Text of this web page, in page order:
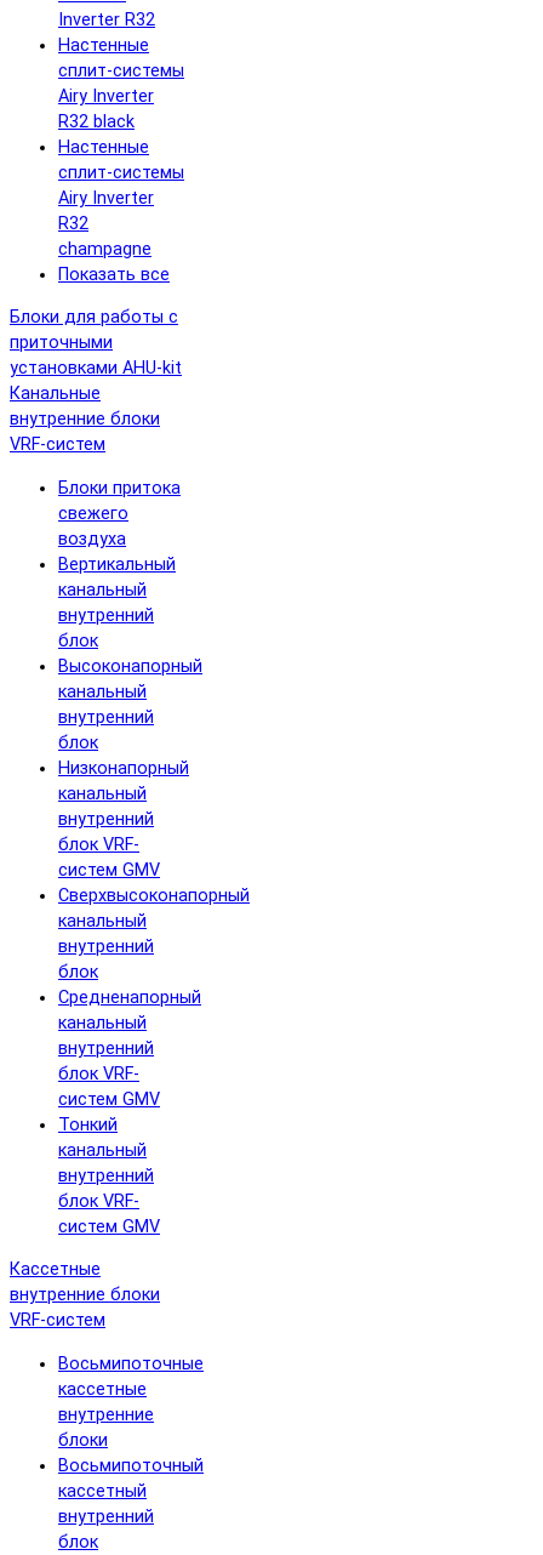
Inverter R32
Настенные
сплит-системы
Airy Inverter
R32 black
Настенные
сплит-системы
Airy Inverter
R32
champagne
Показать все
Блоки для работы с
приточными
установками AHU-kit
Канальные
внутренние блоки
VRF-систем
Блоки притока
свежего
воздуха
Вертикальный
канальный
внутренний
блок
Высоконапорный
канальный
внутренний
блок
Низконапорный
канальный
внутренний
блок VRF-
систем GMV
Сверхвысоконапорный
канальный
внутренний
блок
Средненапорный
канальный
внутренний
блок VRF-
систем GMV
Тонкий
канальный
внутренний
блок VRF-
систем GMV
Кассетные
внутренние блоки
VRF-систем
Восьмипоточные
кассетные
внутренние
блоки
Восьмипоточный
кассетный
внутренний
блок